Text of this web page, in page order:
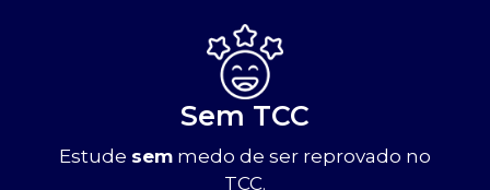
Sem TCC
Estude sem medo de ser reprovado no
TCC.